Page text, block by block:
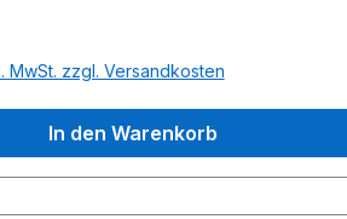
Preis:
MwSt. zzgl. Versandkosten
In den Warenkorb